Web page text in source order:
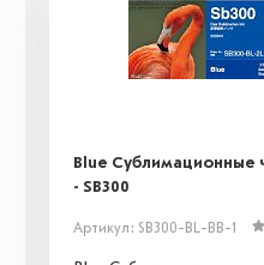
Blue Сублимационные
- SB300
Артикул: SB300-BL-BB-1